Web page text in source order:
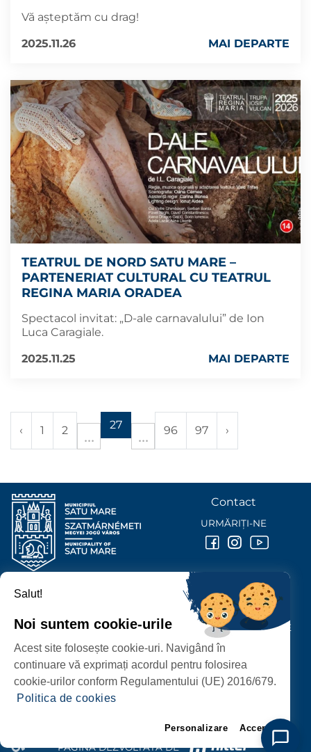
Vă așteptăm cu drag!
2025.11.26
MAI DEPARTE
TEATRUL DE NORD SATU MARE –
PARTENERIAT CULTURAL CU TEATRUL
REGINA MARIA ORADEA
Spectacol invitat: „D-ale carnavalului” de Ion
Luca Caragiale.
2025.11.25
MAI DEPARTE
‹ 1 2 27 96 97 ›
PROTECȚIA DATELOR PERSONALE
PAGINĂ DEZVOLTATĂ DE
PRIMĂRIA MUNICIPIULUI
P-ȚA 25 OCTOMBRIE, NR. 1 CORP M, 440026 SATU MARE
Contact
URMĂRIȚI-NE
Salut!
Noi suntem cookie-urile
Acest site folosește cookie-uri. Navigând în
continuare vă exprimați acordul pentru folosirea
cookie-urilor conform Regulamentului (UE) 2016/679.
Politica de cookies
Personalizare Accept